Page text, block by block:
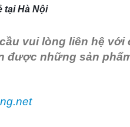
tại Hà Nội
vui lòng liên hệ
được những sản